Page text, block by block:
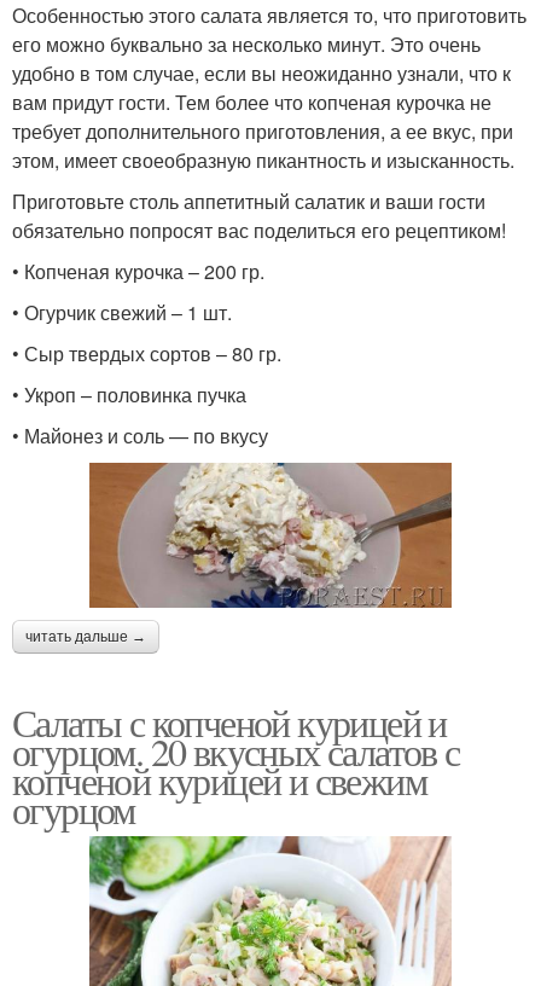
Особенностью этого салата является то, что приготовить
его можно буквально за несколько минут. Это очень
удобно в том случае, если вы неожиданно узнали, что к
вам придут гости. Тем более что копченая курочка не
требует дополнительного приготовления, а ее вкус, при
этом, имеет своеобразную пикантность и изысканность.
Приготовьте столь аппетитный салатик и ваши гости
обязательно попросят вас поделиться его рецептиком!
• Копченая курочка – 200 гр.
• Огурчик свежий – 1 шт.
• Сыр твердых сортов – 80 гр.
• Укроп – половинка пучка
• Майонез и соль — по вкусу
читать дальше →
Салаты с копченой курицей и
огурцом. 20 вкусных салатов с
копченой курицей и свежим
огурцом